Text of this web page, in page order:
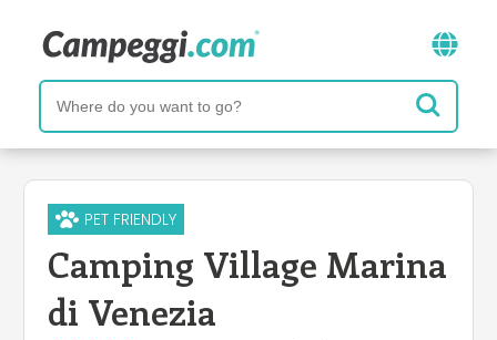
PET FRIENDLY
Camping Village Marina
di Venezia